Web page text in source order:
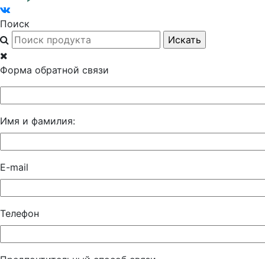
Поиск
Форма обратной связи
Имя и фамилия:
E-mail
Телефон